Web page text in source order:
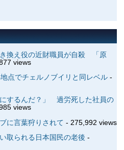
き換え役の近財職員が自殺 「原
views
点でチェルノブイリと同レベル-
にするんだ？」 過労死した社員の
views
に言葉狩りされて - 275,992 views
取られる日本国民の老後 -